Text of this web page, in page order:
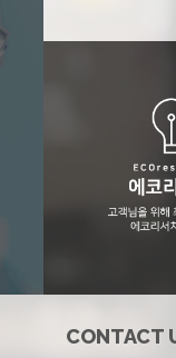
에코리서
에코리서치의 생산
CONTACT